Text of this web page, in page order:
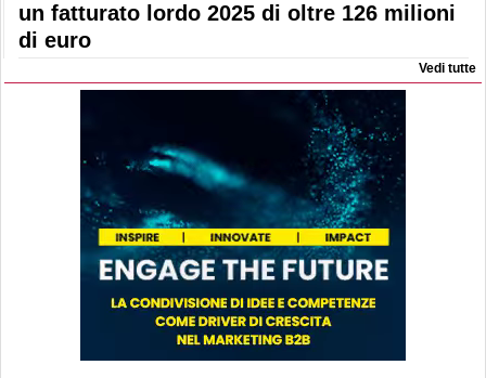
un fatturato lordo 2025 di oltre 126 milioni
di euro
Vedi tutte